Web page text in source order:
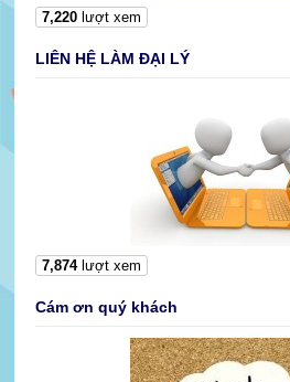
7,220lượt xem
LIÊN HỆ LÀM ĐẠI LÝ
7,874lượt xem
Cám ơn quý khách